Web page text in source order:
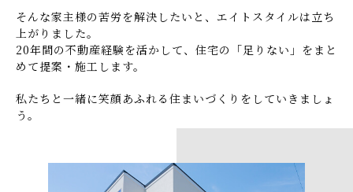
そんな家主様の苦労を解決したいと、エイトスタイルは立ち
上がりました。
20年間の不動産経験を活かして、住宅の「足りない」をまと
めて提案・施工します。
私たちと一緒に笑顔あふれる住まいづくりをしていきましょ
う。